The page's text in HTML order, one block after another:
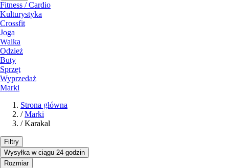
Fitness / Cardio
Kulturystyka
Crossfit
Joga
Walka
Odzież
Buty
Sprzęt
Wyprzedaż
Marki
Strona główna
/ Marki
/ Karakal
Filtry
Wysyłka w ciągu 24 godzin
Rozmiar